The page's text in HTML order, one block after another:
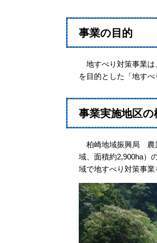
事業の目的
地すべり対策事業は
を目的とした「地す
事業実施地区の
柏崎地域振興局 農
域、面積約2,900ha）
域で地すべり対策事業